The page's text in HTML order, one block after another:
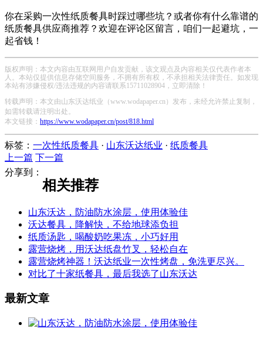
你在采购一次性纸质餐具时踩过哪些坑？或者你有什么靠谱的
纸质餐具供应商推荐？欢迎在评论区留言，咱们一起避坑，一
起省钱！
版权声明：本文内容由互联网用户自发贡献，该文观点及内容相关仅代表作者本
人。本站仅提供信息存储空间服务，不拥有所有权，不承担相关法律责任。如发现
本站有涉嫌侵权/违法违规的内容请联系15711028904，立即清除！
转载声明：本文由山东沃达纸业（www.wodapaper.cn）发布，未经允许禁止复制，
如需转载请注明出处。
本文链接： https://www.wodapaper.cn/post/818.html
标签： 一次性纸质餐具 · 山东沃达纸业 · 纸质餐具
上一篇 下一篇
分享到：
相关推荐
山东沃达，防油防水涂层，使用体验佳
沃达餐具，降解快，不给地球添负担
纸质汤匙，喝酸奶吃果冻，小巧好用
露营烧烤，用沃达纸盘竹叉，轻松自在
露营烧烤神器！沃达纸业一次性烤盘，免洗更尽兴。
对比了十家纸餐具，最后我选了山东沃达
最新文章